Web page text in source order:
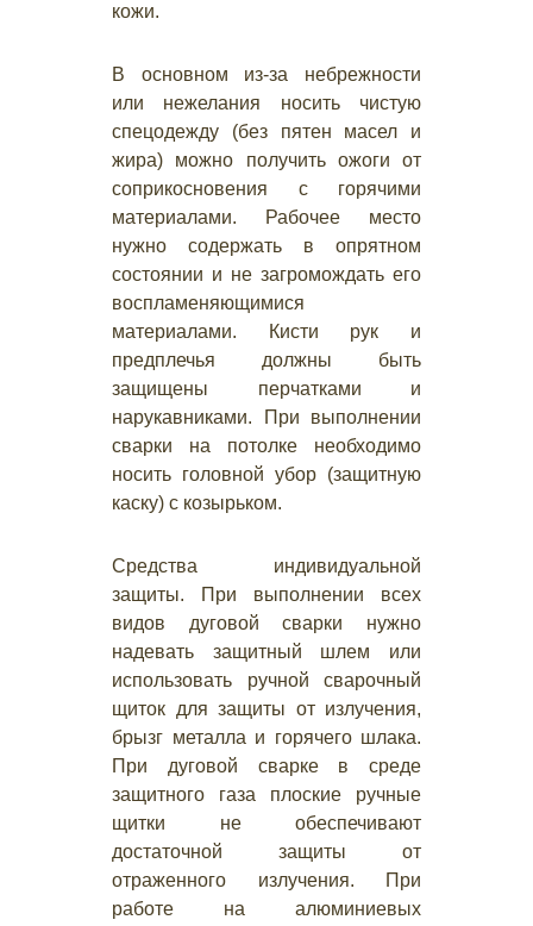
кожи.
В основном из-за небрежности
или нежелания носить чистую
спецодежду (без пятен масел и
жира) можно получить ожоги от
соприкосновения с горячими
материалами. Рабочее место
нужно содержать в опрятном
состоянии и не загромождать его
воспламеняющимися
материалами. Кисти рук и
предплечья должны быть
защищены перчатками и
нарукавниками. При выполнении
сварки на потолке необходимо
носить головной убор (защитную
каску) с козырьком.
Средства индивидуальной
защиты. При выполнении всех
видов дуговой сварки нужно
надевать защитный шлем или
использовать ручной сварочный
щиток для защиты от излучения,
брызг металла и горячего шлака.
При дуговой сварке в среде
защитного газа плоские ручные
щитки не обеспечивают
достаточной защиты от
отраженного излучения. При
работе на алюминиевых